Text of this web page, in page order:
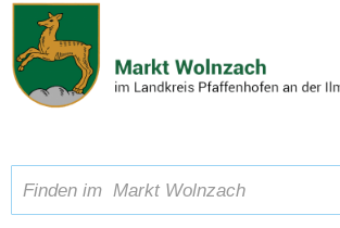
Zum Inhalt,zur Navigation
Schriftgröße A A A